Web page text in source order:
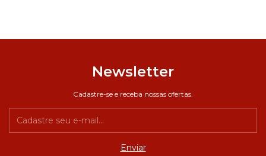
Newsletter
Cadastre-se e receba nossas ofertas.